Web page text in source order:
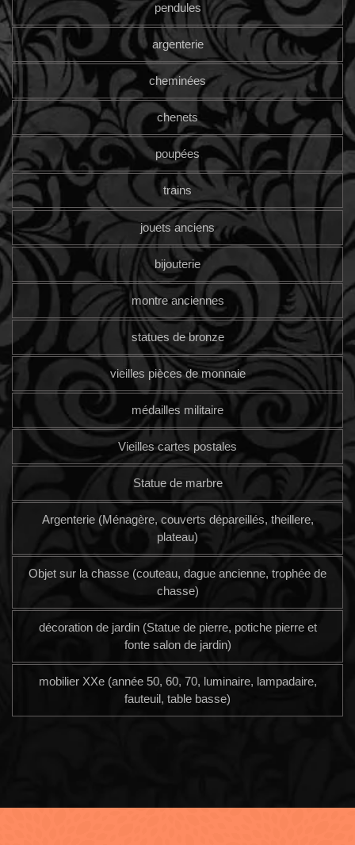
pendules
argenterie
cheminées
chenets
poupées
trains
jouets anciens
bijouterie
montre anciennes
statues de bronze
vieilles pièces de monnaie
médailles militaire
Vieilles cartes postales
Statue de marbre
Argenterie (Ménagère, couverts dépareillés, theillere,
plateau)
Objet sur la chasse (couteau, dague ancienne, trophée de
chasse)
décoration de jardin (Statue de pierre, potiche pierre et
fonte salon de jardin)
mobilier XXe (année 50, 60, 70, luminaire, lampadaire,
fauteuil, table basse)